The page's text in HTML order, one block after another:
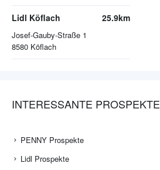
Lidl Köflach
Josef-Gauby-Straße 1
8580 Köflach
25.9km
INTERESSANTE PROSPEKTE
PENNY Prospekte
Lidl Prospekte